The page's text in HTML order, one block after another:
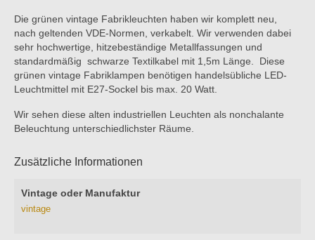
Die grünen vintage Fabrikleuchten haben wir komplett neu,
nach geltenden VDE-Normen, verkabelt. Wir verwenden dabei
sehr hochwertige, hitzebeständige Metallfassungen und
standardmäßig schwarze Textilkabel mit 1,5m Länge. Diese
grünen vintage Fabriklampen benötigen handelsübliche LED-
Leuchtmittel mit E27-Sockel bis max. 20 Watt.
Wir sehen diese alten industriellen Leuchten als nonchalante
Beleuchtung unterschiedlichster Räume.
Zusätzliche Informationen
Vintage oder Manufaktur
vintage